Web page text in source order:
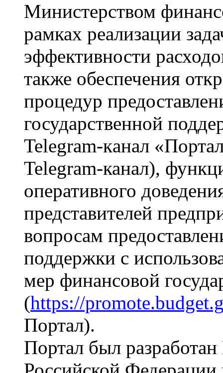
Министерством
рамках реализации
эффективности
также обеспечения
процедур
государственной
Telegram-кaнaл
Telegram-канал),
оперативного
представителей
вопросам
поддержки с
мер финансовой
(https://
Портал).
Портал был